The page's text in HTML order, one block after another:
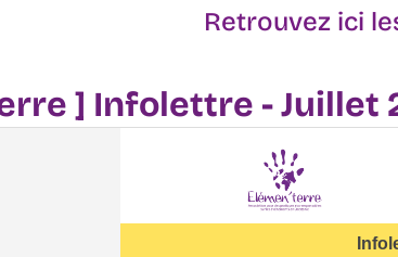
Retrouvez ici
] Infolettre - Juillet